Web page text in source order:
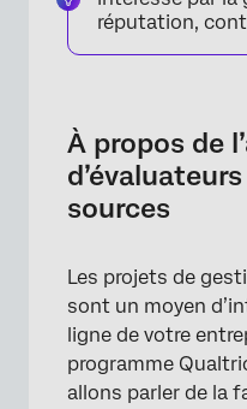
Intégration avec
Choisir une
Suppression des
FAQs
réputation,
À propos de
sources
Les projets de
sont un moyen
ligne de votre
programme
allons parler de la